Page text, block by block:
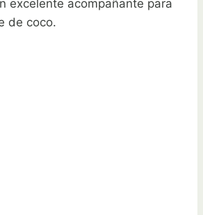
excelente acompañante para
de coco.